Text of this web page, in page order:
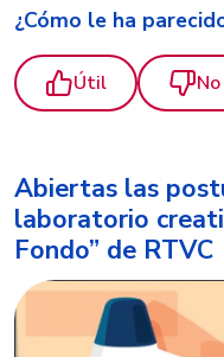
¿Cómo le ha
Útil
Abiertas las
laboratorio
Fondo” de RTVC